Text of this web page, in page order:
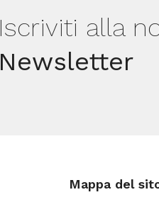
Iscriviti alla
Newsletter
Mappa del